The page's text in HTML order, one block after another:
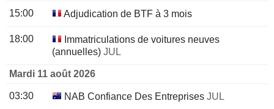
15:00 Adjudication de BTF à 3 mois
18:00
Immatriculations de voitures neuves
(annuelles) JUL
Mardi 11 août 2026
03:30 NAB Confiance Des Entreprises JUL